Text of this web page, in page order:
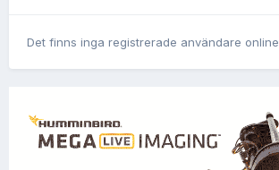
Det finns inga registrerade användare online